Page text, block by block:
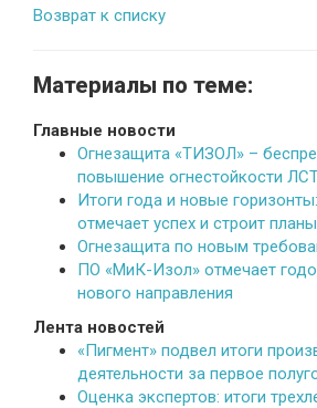
Возврат к списку
Материалы по теме:
Главные новости
Огнезащита «ТИЗОЛ» –
повышение огнестойкости
Итоги года и новые
отмечает успех и строит
Огнезащита по новым
ПО «МиК-Изол» отмечает
нового направления
Лента новостей
«Пигмент» подвел итоги
деятельности за первое
Оценка экспертов: итоги